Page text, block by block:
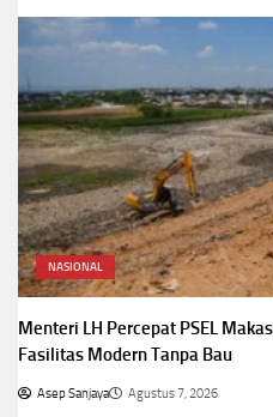
NASIONAL
Menteri LH Percepat PSEL
Fasilitas Modern Tanpa Bau
Asep Sanjaya Agustus 7, 2026